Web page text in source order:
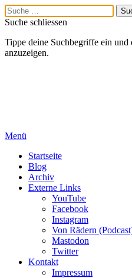
Suche schliessen
Tippe deine Suchbegriffe ein und
anzuzeigen.
Menü
Startseite
Blog
Archiv
Externe Links
YouTube
Facebook
Instagram
Von Rädern
Mastodon
Twitter
Kontakt
Impressum